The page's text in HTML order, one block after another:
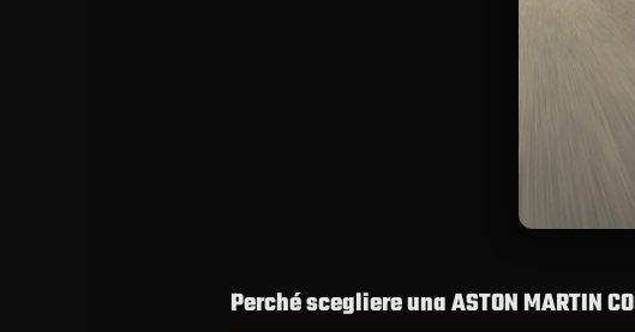
Perché scegliere una ASTON MARTIN